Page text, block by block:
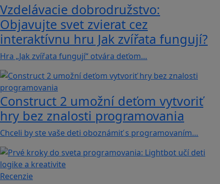
Vzdelávacie dobrodružstvo:
Objavujte svet zvierat cez
interaktívnu hru Jak zvířata fungují?
Hra „Jak zvířata fungují“ otvára deťom…
Construct 2 umožní deťom vytvoriť
hry bez znalosti programovania
Chceli by ste vaše deti oboznámiť s programovaním…
Recenzie